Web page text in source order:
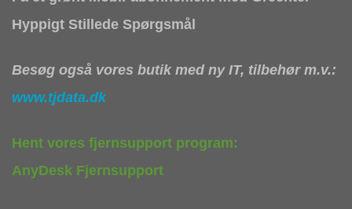
Hyppigt Stillede Spørgsmål
Besøg også vores butik med ny IT, tilbehør m.v.:
www.tjdata.dk
Hent vores fjernsupport program:
AnyDesk Fjernsupport